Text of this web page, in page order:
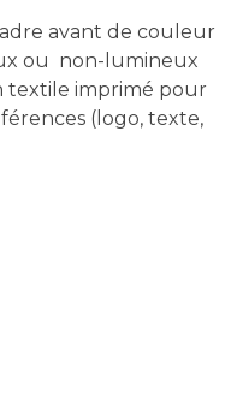
avant de couleur
ou non-lumineux
textile imprimé pour
(logo, texte,